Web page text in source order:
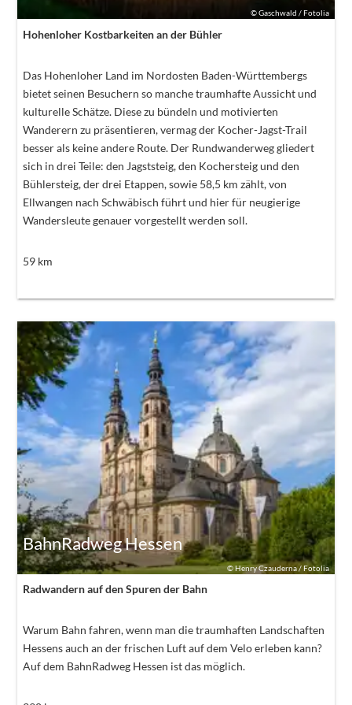
©Gaschwald / Fotolia
Hohenloher Kostbarkeiten an der Bühler
Das Hohenloher Land im Nordosten Baden-Württembergs
bietet seinen Besuchern so manche traumhafte Aussicht und
kulturelle Schätze. Diese zu bündeln und motivierten
Wanderern zu präsentieren, vermag der Kocher-Jagst-Trail
besser als keine andere Route. Der Rundwanderweg gliedert
sich in drei Teile: den Jagststeig, den Kochersteig und den
Bühlersteig, der drei Etappen, sowie 58,5 km zählt, von
Ellwangen nach Schwäbisch führt und hier für neugierige
Wandersleute genauer vorgestellt werden soll.
59km
©Henry Czauderna / Fotolia
BahnRadweg Hessen
Radwandern auf den Spuren der Bahn
Warum Bahn fahren, wenn man die traumhaften Landschaften
Hessens auch an der frischen Luft auf dem Velo erleben kann?
Auf dem BahnRadweg Hessen ist das möglich.